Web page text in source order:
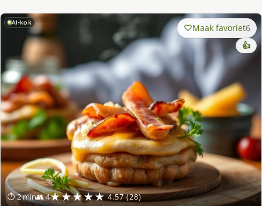
AI-kok
⏱ 2 min👥 4★★★★★ 4.57 (28)
Maak favoriet6
👍